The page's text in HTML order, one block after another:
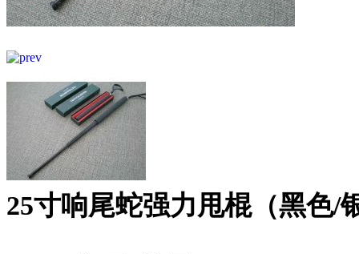
25寸响尾蛇强力甩棍（黑色/